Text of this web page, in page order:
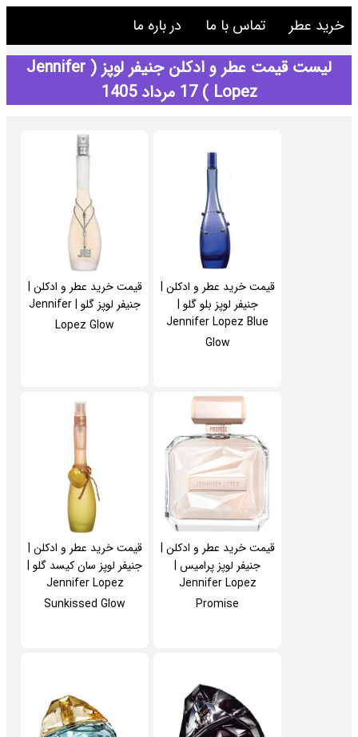
خرید عطر تماس با ما در باره ما
لیست قیمت عطر و ادکلن جنیفر لوپز ( Jennifer
Lopez ) 17 مرداد 1405
قیمت خرید عطر و ادکلن |
جنیفر لوپز گلو | Jennifer
Lopez Glow
قیمت خرید عطر و ادکلن |
جنیفر لوپز بلو گلو |
Jennifer Lopez Blue
Glow
قیمت خرید عطر و ادکلن |
جنیفر لوپز سان کیسد گلو |
Jennifer Lopez
Sunkissed Glow
قیمت خرید عطر و ادکلن |
جنیفر لوپز پرامیس |
Jennifer Lopez
Promise